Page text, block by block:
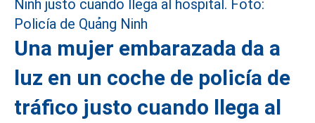
Una mujer embarazada da a
luz en un coche de policía de
tráfico justo cuando llega al